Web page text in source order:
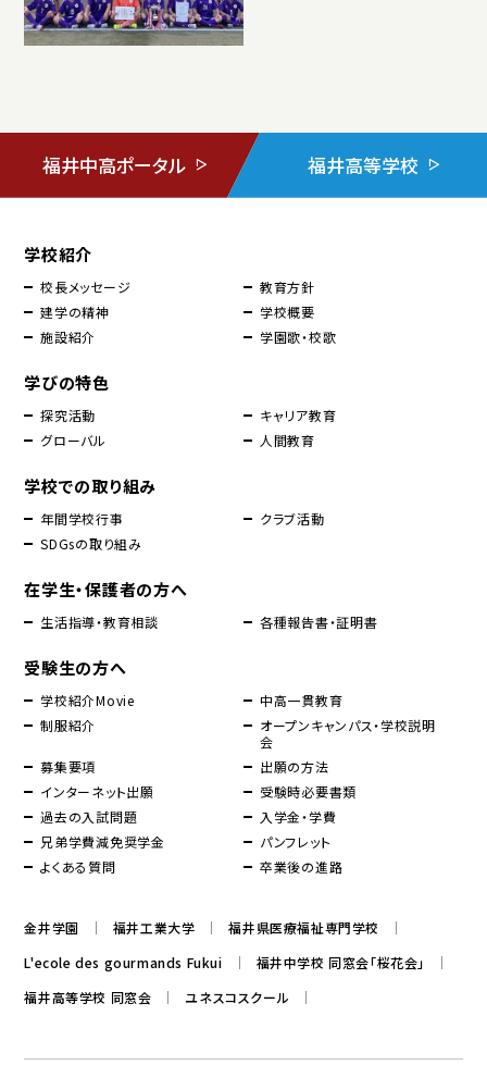
福井中高ポータル 福井高等学校
学校紹介
校長メッセージ
教育方針
建学の精神
学校概要
施設紹介
学園歌・校歌
学びの特色
探究活動
キャリア教育
グローバル
人間教育
学校での取り組み
年間学校行事
クラブ活動
SDGsの取り組み
在学生・保護者の方へ
生活指導・教育相談 各種報告書・証明書
受験生の方へ
学校紹介Movie
中高一貫教育
制服紹介
オープンキャンパス・学校説明
会
募集要項
出願の方法
インターネット出願
受験時必要書類
過去の入試問題
入学金・学費
兄弟学費減免奨学金
パンフレット
よくある質問
卒業後の進路
金井学園 福井工業大学
福井県医療福祉専門学校
L'ecole des gourmands Fukui
福井中学校 同窓会「桜花会」
福井高等学校 同窓会
ユネスコスクール